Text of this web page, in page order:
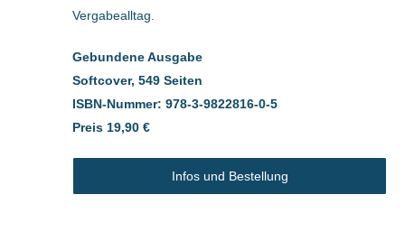
Vergabealltag.
Gebundene Ausgabe
Softcover, 549 Seiten
ISBN-Nummer: 978-3-9822816-0-5
Preis 19,90 €
Infos und Bestellung